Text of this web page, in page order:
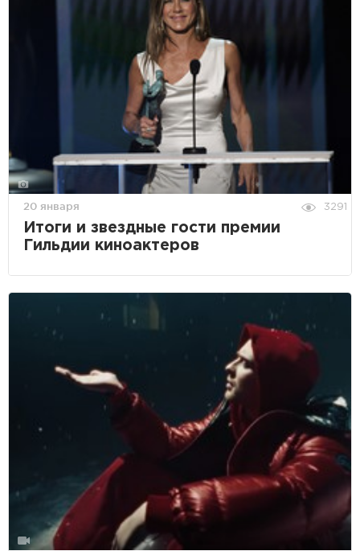
20 января 3291
Итоги и звездные гости премии
Гильдии киноактеров